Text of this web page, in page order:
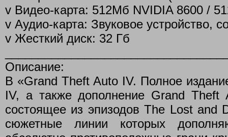
v Видео-карта: 512Мб NVIDIA 8600 /
v Аудио-карта: Звуковое устройство,
v Жесткий диск: 32 Гб
Описание:
В «Grand Theft Auto IV. Полное
IV, а также дополнение Grand Theft
состоящее из эпизодов The Lost and
сюжетные линии которых